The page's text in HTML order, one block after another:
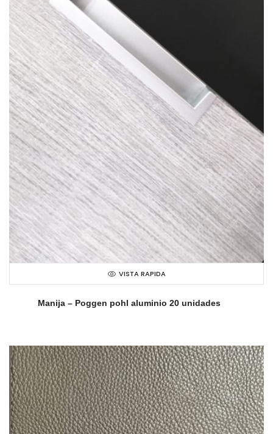
VISTA RAPIDA
Manija – Poggen pohl aluminio 20 unidades